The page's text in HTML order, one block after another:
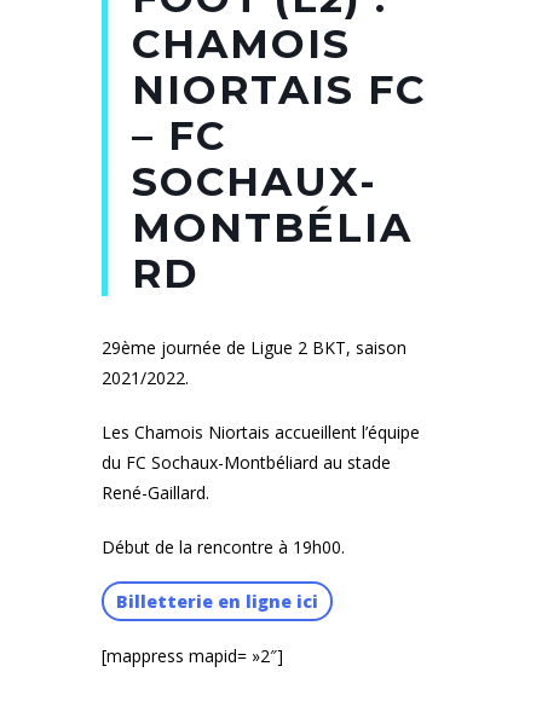
CHAMOIS
NIORTAIS FC
– FC
SOCHAUX-
MONTBÉLIA
RD
29ème journée de Ligue 2 BKT, saison
2021/2022.
Les Chamois Niortais accueillent l’équipe
du FC Sochaux-Montbéliard au stade
René-Gaillard.
Début de la rencontre à 19h00.
Billetterie en ligne ici
[mappress mapid= »2″]